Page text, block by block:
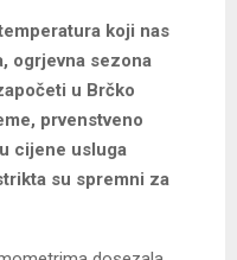
koji nas
ogrjevna sezona
u Brčko
prvenstveno
cijene usluga
su spremni za